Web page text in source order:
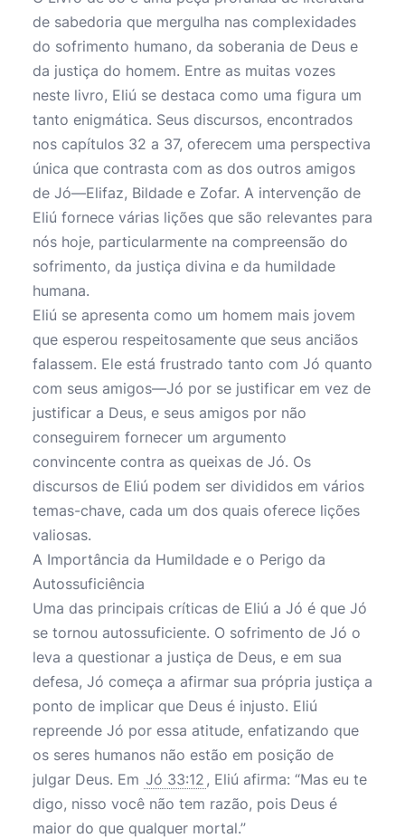
de sabedoria que mergulha nas complexidades
do sofrimento humano, da soberania de Deus e
da justiça do homem. Entre as muitas vozes
neste livro, Eliú se destaca como uma figura um
tanto enigmática. Seus discursos, encontrados
nos capítulos 32 a 37, oferecem uma perspectiva
única que contrasta com as dos outros amigos
de Jó—Elifaz, Bildade e Zofar. A intervenção de
Eliú fornece várias lições que são relevantes para
nós hoje, particularmente na compreensão do
sofrimento, da justiça divina e da humildade
humana.
Eliú se apresenta como um homem mais jovem
que esperou respeitosamente que seus anciãos
falassem. Ele está frustrado tanto com Jó quanto
com seus amigos—Jó por se justificar em vez de
justificar a Deus, e seus amigos por não
conseguirem fornecer um argumento
convincente contra as queixas de Jó. Os
discursos de Eliú podem ser divididos em vários
temas-chave, cada um dos quais oferece lições
valiosas.
A Importância da Humildade e o Perigo da
Autossuficiência
Uma das principais críticas de Eliú a Jó é que Jó
se tornou autossuficiente. O sofrimento de Jó o
leva a questionar a justiça de Deus, e em sua
defesa, Jó começa a afirmar sua própria justiça a
ponto de implicar que Deus é injusto. Eliú
repreende Jó por essa atitude, enfatizando que
os seres humanos não estão em posição de
julgar Deus. Em Jó 33:12 , Eliú afirma: “Mas eu te
digo, nisso você não tem razão, pois Deus é
maior do que qualquer mortal.”